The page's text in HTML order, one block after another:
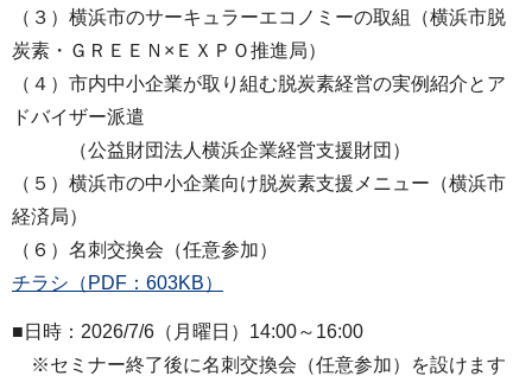
（３）横浜市のサーキュラーエコノミーの取組（横浜市脱
炭素・ＧＲＥＥＮ×ＥＸＰＯ推進局）
（４）市内中小企業が取り組む脱炭素経営の実例紹介とア
ドバイザー派遣
（公益財団法人横浜企業経営支援財団）
（５）横浜市の中小企業向け脱炭素支援メニュー（横浜市
経済局）
（６）名刺交換会（任意参加）
チラシ（PDF：603KB）
■日時：2026/7/6（月曜日）14:00～16:00
※セミナー終了後に名刺交換会（任意参加）を設けます